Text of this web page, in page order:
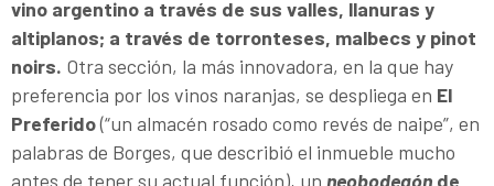
vino argentino a través de sus valles, llanuras y
altiplanos; a través de torronteses, malbecs y pinot
noirs. Otra sección, la más innovadora, en la que hay
preferencia por los vinos naranjas, se despliega en El
Preferido(“un almacén rosado como revés de naipe”, en
palabras de Borges, que describió el inmueble mucho
antes de tener su actual función), un neobodegón de